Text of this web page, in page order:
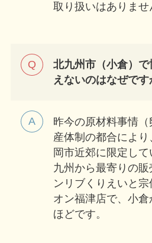
取り扱いはありませ
北九州市（小倉）
えないのはなぜです
昨今の原材料事情
産体制の都合によ
岡市近郊に限定し
九州から最寄りの
ンリブくりえいと
オン福津店で、小
ほどです。